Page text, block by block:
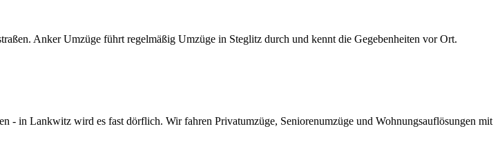
Anker Umzüge führt regelmäßig Umzüge in Steglitz durch und kennt die Gegebenheiten vor Ort.
- in Lankwitz wird es fast dörflich. Wir fahren Privatumzüge, Seniorenumzüge und Wohnungsauflösungen mit